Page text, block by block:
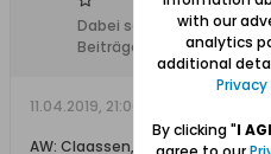
Dabei seit:
10.07.2015
Beiträge:
11.04.2019, 21:00
AW: Claassen, Gustav
with our
analytics
additional
By clicking "I